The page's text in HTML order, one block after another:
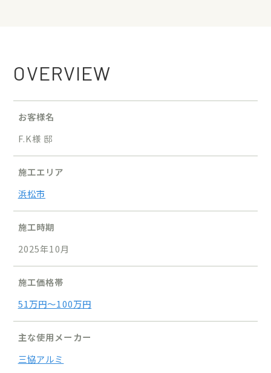
OVERVIEW
お客様名
F.K様 邸
施工エリア
浜松市
施工時期
2025年10月
施工価格帯
51万円〜100万円
主な使用メーカー
三協アルミ